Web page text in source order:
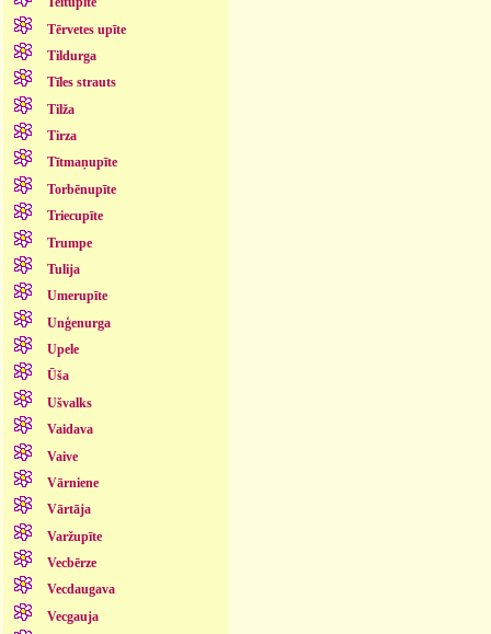
Tērvetes upīte
Tildurga
Tīles strauts
Tilža
Tirza
Tītmaņupīte
Torbēnupīte
Triecupīte
Trumpe
Tulija
Umerupīte
Unģenurga
Upele
Ūša
Ušvalks
Vaidava
Vaive
Vārniene
Vārtāja
Varžupīte
Vecbērze
Vecdaugava
Vecgauja